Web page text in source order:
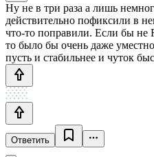
Ну не в три раза а лишь
действительно пофиксили в
что-то поправили. Если бы не
то было бы очень даже
пусть и стабильнее и чуток
Ответить